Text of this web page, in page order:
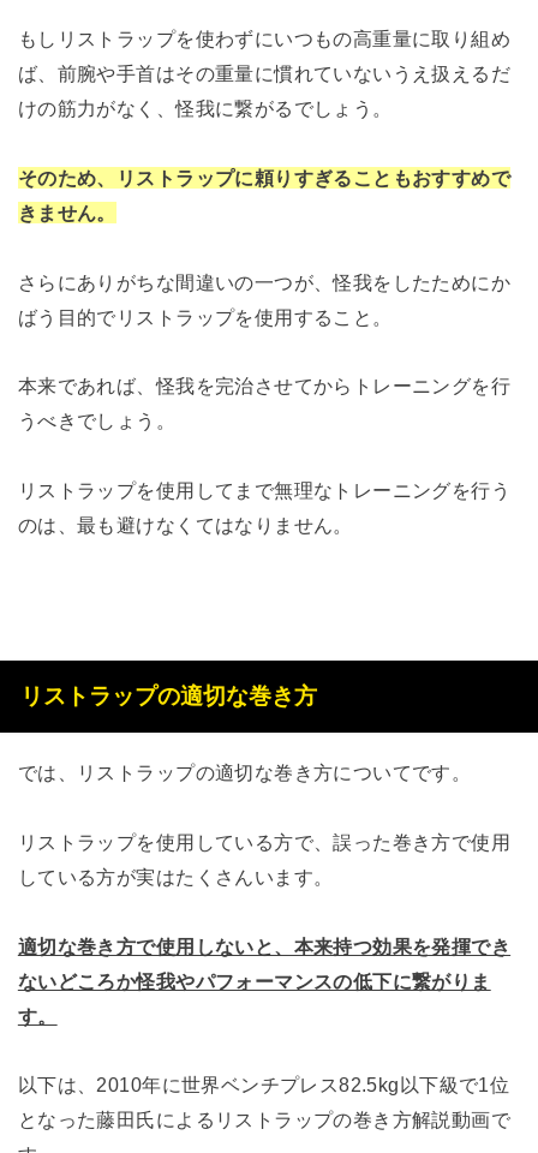
もしリストラップを使わずにいつもの高重量に取り組め
ば、前腕や手首はその重量に慣れていないうえ扱えるだ
けの筋力がなく、怪我に繋がるでしょう。
そのため、リストラップに頼りすぎることもおすすめで
きません。
さらにありがちな間違いの一つが、怪我をしたためにか
ばう目的でリストラップを使用すること。
本来であれば、怪我を完治させてからトレーニングを行
うべきでしょう。
リストラップを使用してまで無理なトレーニングを行う
のは、最も避けなくてはなりません。
リストラップの適切な巻き方
では、リストラップの適切な巻き方についてです。
リストラップを使用している方で、誤った巻き方で使用
している方が実はたくさんいます。
適切な巻き方で使用しないと、本来持つ効果を発揮でき
ないどころか怪我やパフォーマンスの低下に繋がりま
す。
以下は、2010年に世界ベンチプレス82.5kg以下級で1位
となった藤田氏によるリストラップの巻き方解説動画で